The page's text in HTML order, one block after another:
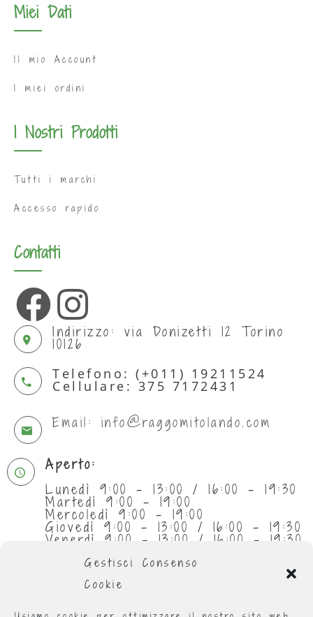
Gestisci Consenso
Cookie
Miei Dati
Il mio Account
I miei ordini
I Nostri Prodotti
Tutti i marchi
Accesso rapido
Contatti
Indirizzo: via Donizetti 12 Torino
10126
Telefono: (+011) 19211524
Cellulare: 375 7172431
Email: info@raggomitolando.com
Aperto:
Lunedì 9:00 - 13:00 / 16:00 - 19:30
Martedì 9:00 - 19:00
Mercoledì 9:00 - 19:00
Giovedì 9:00 - 13:00 / 16:00 - 19:30
Venerdì 9:00 - 13:00 / 16:00 - 19:30